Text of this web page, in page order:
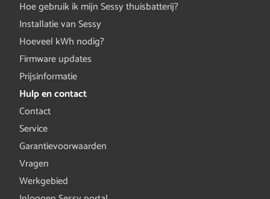
Hoe gebruik ik mijn Sessy thuisbatterij?
Installatie van Sessy
Hoeveel kWh nodig?
Firmware updates
Prijsinformatie
Hulp en contact
Contact
Service
Garantievoorwaarden
Vragen
Werkgebied